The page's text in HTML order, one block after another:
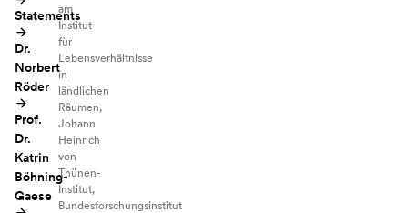
Statements
Dr.
Norbert
Röder
Prof.
Dr.
Katrin
Böhning-
Gaese
am
Institut
für
Lebensverhältnisse
in
ländlichen
Räumen,
Johann
Heinrich
von
Thünen-
Institut,
Bundesforschungsinstitut